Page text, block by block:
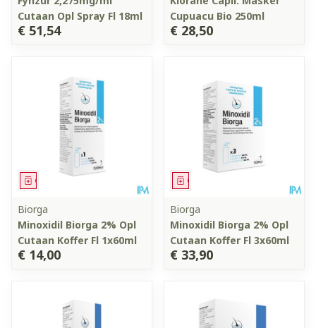
Cutaan Opl Spray Fl 18ml
€ 51,54
Cupuacu Bio 250ml
€ 28,50
Geneesmiddel
Biorga
Minoxidil Biorga 2% Opl
Cutaan Koffer Fl 1x60ml
€ 14,00
Geneesmiddel
Biorga
Minoxidil Biorga 2% Opl
Cutaan Koffer Fl 3x60ml
€ 33,90